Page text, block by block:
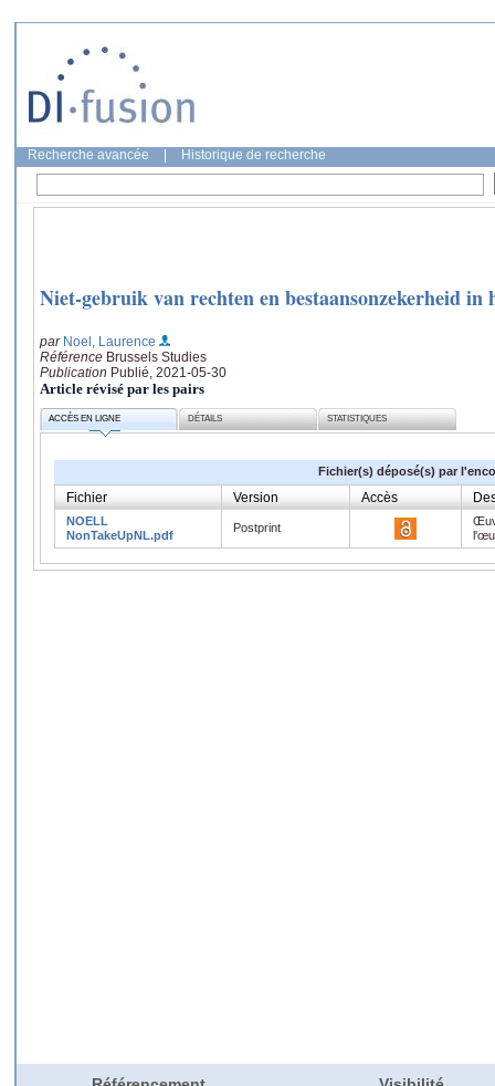
Recherche avancée Historique de recherche
Niet-gebruik van rechten en bestaansonzekerheid in
par Noel, Laurence
Référence Brussels Studies
Publication Publié, 2021-05-30
Article révisé par les pairs
ACCÈS EN LIGNE DÉTAILS STATISTIQUES
Fichier(s) déposé(s) par
Fichier Version Accès
NOELL
NonTakeUpNL.pdf
Postprint